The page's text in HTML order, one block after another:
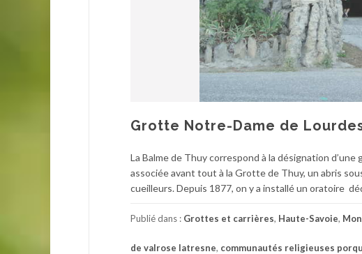
Grotte Notre-Dame de
La Balme de Thuy correspond à la désignation
associée avant tout à la Grotte de Thuy, un abris
cueilleurs. Depuis 1877, on y a installé un oratoire
Publié dans : Grottes et carrières, Haute-Savoie,
de valrose latresne, communautés religieuses